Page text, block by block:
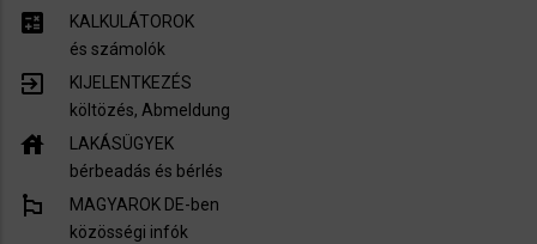
calculate
KALKULÁTOROK
és számolók
exit_to_app
KIJELENTKEZÉS
költözés, Abmeldung
house
LAKÁSÜGYEK
bérbeadás és bérlés
emoji_flags
MAGYAROK DE-ben
közösségi infók